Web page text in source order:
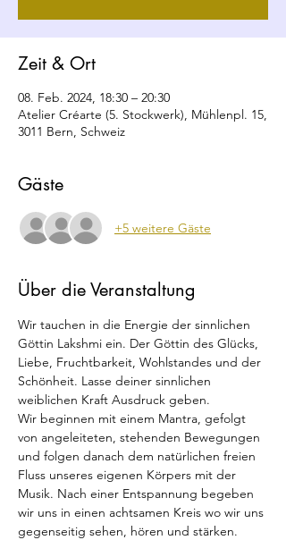
Zeit & Ort
08. Feb. 2024, 18:30 – 20:30
Atelier Créarte (5. Stockwerk), Mühlenpl. 15,
3011 Bern, Schweiz
Gäste
+5 weitere Gäste
Über die Veranstaltung
Wir tauchen in die Energie der sinnlichen
Göttin Lakshmi ein. Der Göttin des Glücks,
Liebe, Fruchtbarkeit, Wohlstandes und der
Schönheit. Lasse deiner sinnlichen
weiblichen Kraft Ausdruck geben.
Wir beginnen mit einem Mantra, gefolgt
von angeleiteten, stehenden Bewegungen
und folgen danach dem natürlichen freien
Fluss unseres eigenen Körpers mit der
Musik. Nach einer Entspannung begeben
wir uns in einen achtsamen Kreis wo wir uns
gegenseitig sehen, hören und stärken.